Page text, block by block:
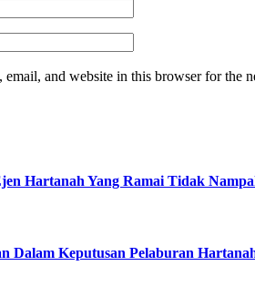
email, and website in this browser for the
Hartanah Yang Ramai Tidak
Dalam Keputusan Pelaburan